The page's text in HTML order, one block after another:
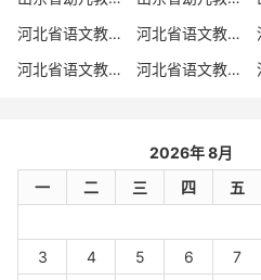
河北省语文教师招聘
河北省语文教师招聘考试真题
河北省语文教师编制考试真题
河北省语文教师编制考试真题卷
2026年 8月
一
二 三 四 五
3
4 5 6 7